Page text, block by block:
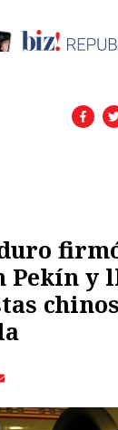
Pekín y